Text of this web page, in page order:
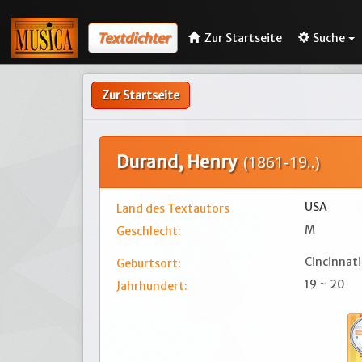
Textdichter Zur Startseite Suche
Zur Startseite
Durand, Henry (1861-19..)
Land des Textautors
USA
Geschlecht:
M
Geburtsort:
Cincinnati
Jahrhundert:
19 ~ 20